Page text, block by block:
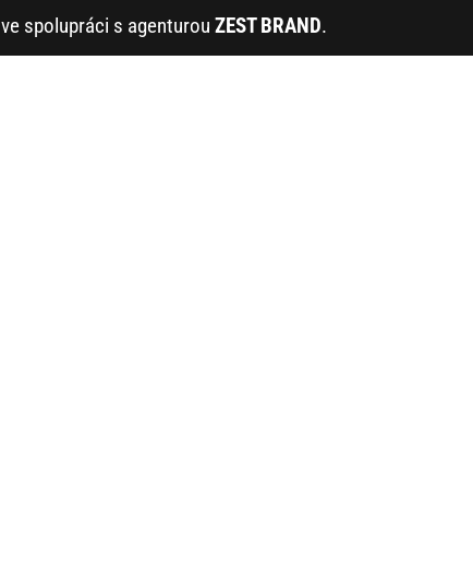
ve spolupráci s agenturou ZEST BRAND.